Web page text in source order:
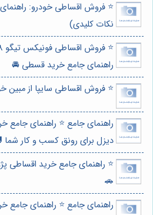
⭐️ فروش اقساطی خودرو:
نکات کلیدی)
راهنمای جامع خرید قسطی 🚘
⭐️ فروش اقساطی سایپا از مبین
راهنمای جامع ⭐️ راهنمای جامع
دیزل برای رونق کسب و کار شما
🚗
راهنمای جامع ⭐️ راهنمای جامع